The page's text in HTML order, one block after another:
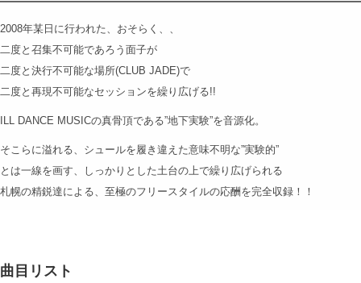
2008年某日に行われた、おそらく、、
二度と召集不可能であろう面子が
二度と決行不可能な場所(CLUB JADE)で
二度と再現不可能なセッションを繰り広げる!!
ILL DANCE MUSICの真骨頂である”地下実験”を音源化。
そこらに溢れる、シュールを履き違えた意味不明な”実験的”
とは一線を画す、しっかりとした土台の上で繰り広げられる
札幌の精鋭達による、至極のフリースタイルの応酬を完全収録！！
曲目リスト